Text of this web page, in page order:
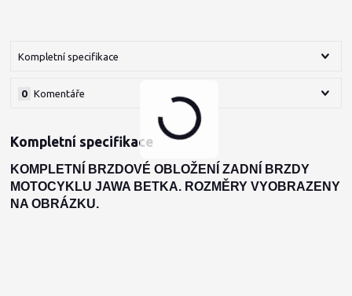
Kompletní specifikace
Komentáře
0
Kompletní specifikace
KOMPLETNÍ BRZDOVÉ OBLOŽENÍ ZADNÍ BRZDY
MOTOCYKLU JAWA BETKA. ROZMĚRY VYOBRAZENY
NA OBRÁZKU.